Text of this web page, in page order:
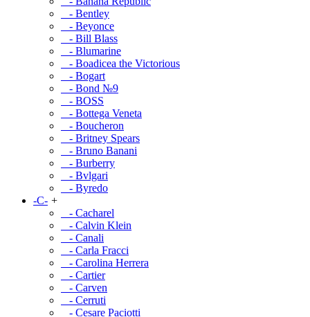
- Bentley
- Beyonce
- Bill Blass
- Blumarine
- Boadicea the Victorious
- Bogart
- Bond №9
- BOSS
- Bottega Veneta
- Boucheron
- Britney Spears
- Bruno Banani
- Burberry
- Bvlgari
- Byredo
-C- +
- Cacharel
- Calvin Klein
- Canali
- Carla Fracci
- Carolina Herrera
- Cartier
- Carven
- Cerruti
- Cesare Paciotti